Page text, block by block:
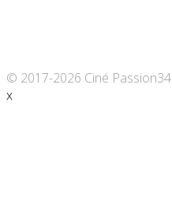
© 2017-2026 Ciné Passion34
x